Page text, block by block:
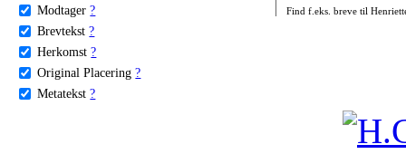
Modtager ?
Brevtekst ?
Herkomst ?
Original Placering ?
Metatekst ?
Find f.eks. breve til